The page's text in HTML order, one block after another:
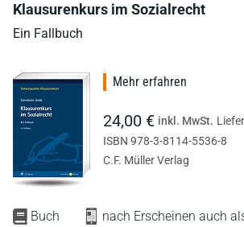
Klausurenkurs im Sozialrecht
Ein Fallbuch
Buch
nach Erscheinen auch
Mehr erfahren
24,00 € inkl. MwSt.
ISBN 978-3-8114-5536-8
C.F. Müller Verlag